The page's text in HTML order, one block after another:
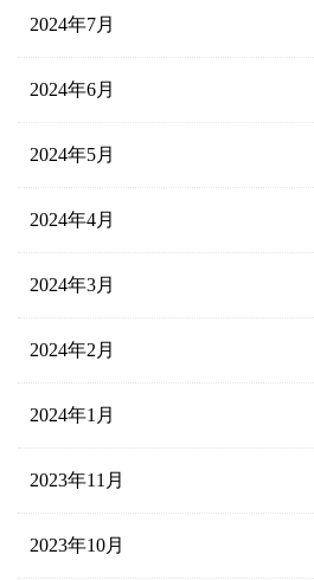
2024年7月
2024年6月
2024年5月
2024年4月
2024年3月
2024年2月
2024年1月
2023年11月
2023年10月